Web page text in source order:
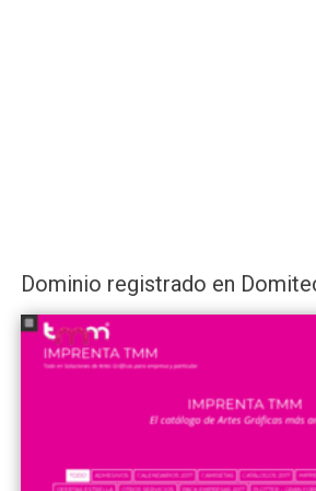
Dominio registrado en